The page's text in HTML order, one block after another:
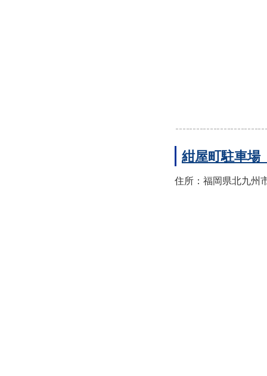
紺屋町駐車場
住所：福岡県北九州